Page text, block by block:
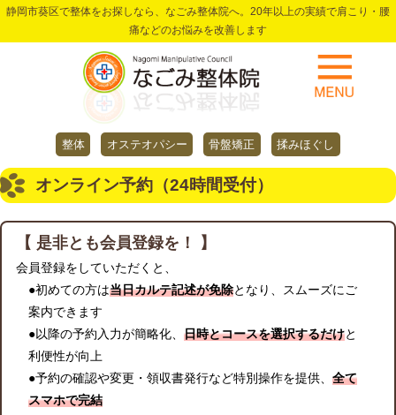
静岡市葵区で整体をお探しなら、なごみ整体院へ。20年以上の実績で肩こり・腰
痛などのお悩みを改善します
整体 オステオパシー 骨盤矯正 揉みほぐし
オンライン予約（24時間受付）
【 是非とも会員登録を！ 】
会員登録をしていただくと、
●初めての方は当日カルテ記述が免除となり、スムーズにご
案内できます
●以降の予約入力が簡略化、 日時とコースを選択するだけと
利便性が向上
●予約の確認や変更・領収書発行など特別操作を提供、 全て
スマホで完結